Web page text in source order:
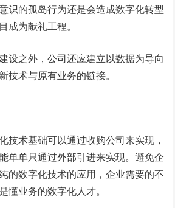
识的孤岛行为还是会造成数字化转型
成为献礼工程。
设之外，公司还应建立以数据为导向
技术与原有业务的链接。
技术基础可以通过收购公司来实现，
单单只通过外部引进来实现。避免企
的数字化技术的应用，企业需要的不
懂业务的数字化人才。